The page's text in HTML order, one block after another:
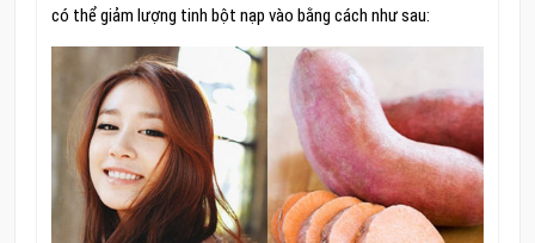
có thể giảm lượng tinh bột nạp vào bằng cách như sau: